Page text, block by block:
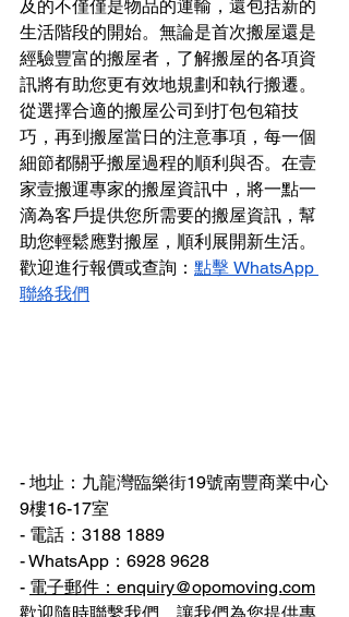
及的不僅僅是物品的運輸，還包括新的
生活階段的開始。無論是首次搬屋還是
經驗豐富的搬屋者，了解搬屋的各項資
訊將有助您更有效地規劃和執行搬遷。
從選擇合適的搬屋公司到打包包箱技
巧，再到搬屋當日的注意事項，每一個
細節都關乎搬屋過程的順利與否。在壹
家壹搬運專家的搬屋資訊中，將一點一
滴為客戶提供您所需要的搬屋資訊，幫
助您輕鬆應對搬屋，順利展開新生活。
歡迎進行報價或查詢： 點擊 WhatsApp
聯絡我們
- 地址：九龍灣臨樂街19號南豐商業中心
9樓16-17室
- 電話：3188 1889
- WhatsApp：6928 9628
- 電子郵件：enquiry@opomoving.com
歡迎隨時聯繫我們，讓我們為您提供專